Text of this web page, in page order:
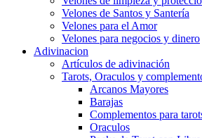
Velones de Santos y Santería
Velones para el Amor
Velones para negocios y dinero
Adivinacion
Artículos de adivinación
Tarots, Oraculos y
Arcanos Mayores
Barajas
Complementos para
Oraculos